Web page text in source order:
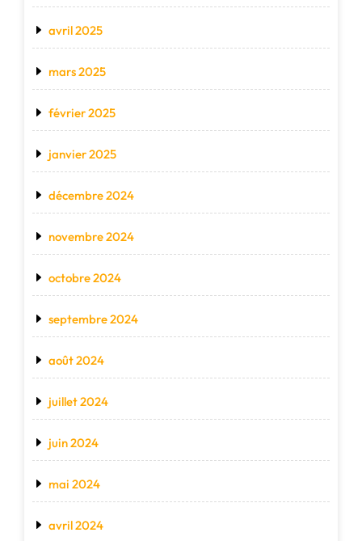
avril 2025
mars 2025
février 2025
janvier 2025
décembre 2024
novembre 2024
octobre 2024
septembre 2024
août 2024
juillet 2024
juin 2024
mai 2024
avril 2024